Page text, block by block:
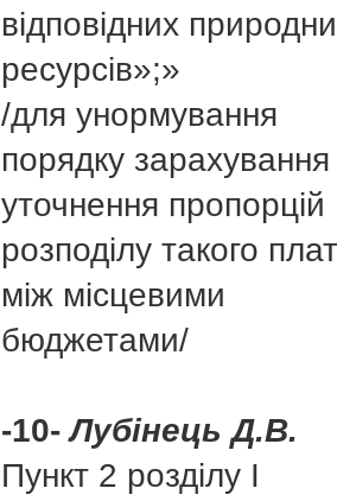
відповідних
ресурсів»;»
/для унормування
порядку зарахування
уточнення пропорцій
розподілу такого
між місцевими
бюджетами/
-10-Лубінець Д.В.
Пункт 2 розділу І